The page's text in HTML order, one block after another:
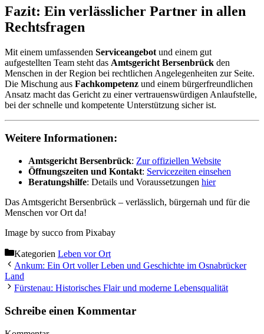
Fazit: Ein verlässlicher Partner in allen
Rechtsfragen
Mit einem umfassenden Serviceangebot und einem gut
aufgestellten Team steht das Amtsgericht Bersenbrück den
Menschen in der Region bei rechtlichen Angelegenheiten zur Seite.
Die Mischung aus Fachkompetenz und einem bürgerfreundlichen
Ansatz macht das Gericht zu einer vertrauenswürdigen Anlaufstelle,
bei der schnelle und kompetente Unterstützung sicher ist.
Weitere Informationen:
Amtsgericht Bersenbrück: Zur offiziellen Website
Öffnungszeiten und Kontakt: Servicezeiten einsehen
Beratungshilfe: Details und Voraussetzungen hier
Das Amtsgericht Bersenbrück – verlässlich, bürgernah und für die
Menschen vor Ort da!
Image by succo from Pixabay
Kategorien Leben vor Ort
Ankum: Ein Ort voller Leben und Geschichte im Osnabrücker
Land
Fürstenau: Historisches Flair und moderne Lebensqualität
Schreibe einen Kommentar